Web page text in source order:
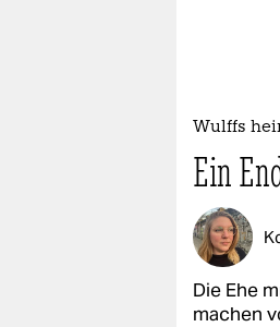
Wulffs
Ein
Die Ehe
machen